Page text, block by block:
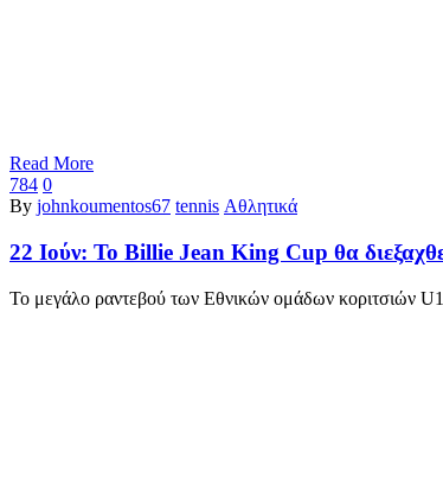
Read More
784 0
By johnkoumentos67 tennis Αθλητικά
22 Ιούν: Το Billie Jean King Cup θα
Το μεγάλο ραντεβού των Εθνικών ομάδων κοριτσιών